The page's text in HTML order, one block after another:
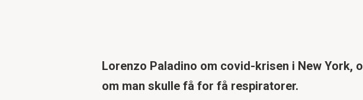
Lorenzo Paladino om covid-krisen i New York,
om man skulle få for få respiratorer.